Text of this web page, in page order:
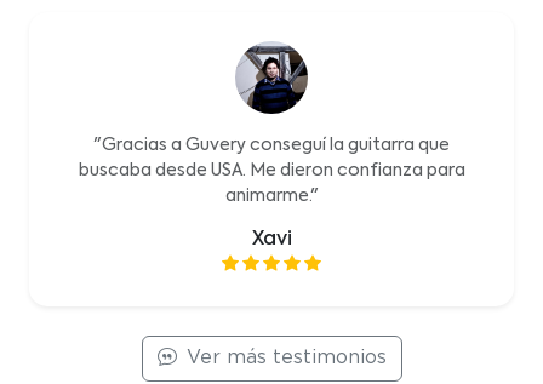
"Gracias a Guvery conseguí la guitarra que
buscaba desde USA. Me dieron confianza para
animarme."
Xavi
Ver más testimonios